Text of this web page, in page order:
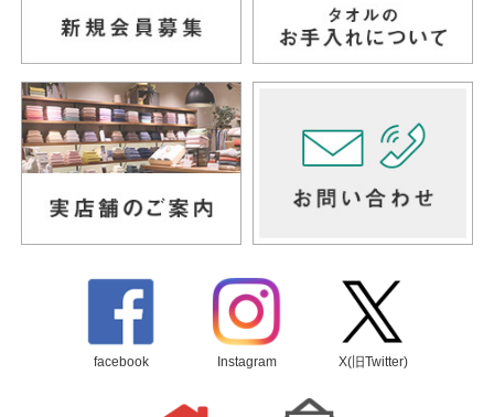
facebook Instagram X(旧Twitter)